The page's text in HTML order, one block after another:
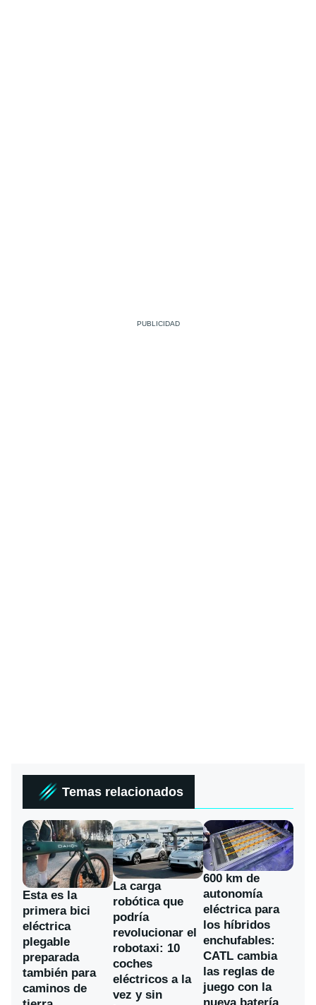
Temas relacionados
Esta es la
primera bici
eléctrica
plegable
preparada
también para
caminos de
La carga
robótica que
podría
revolucionar el
robotaxi: 10
coches
eléctricos a la
vez y sin
600 km de
autonomía
eléctrica para
los híbridos
enchufables:
CATL cambia
las reglas de
juego con la